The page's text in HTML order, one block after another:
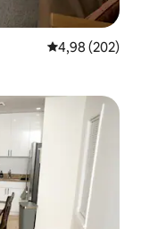
Priemerné
4,98 (202)